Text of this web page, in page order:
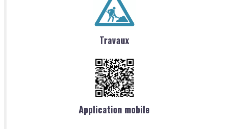
Travaux
Application mobile